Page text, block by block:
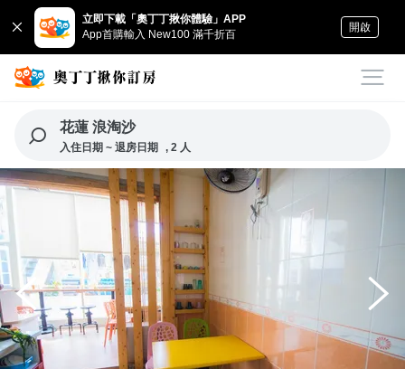
立即下載「奧丁丁揪你體驗」APP
App首購輸入 New100 滿千折百
開啟
花蓮 浪淘沙
入住日期 ~ 退房日期 , 2 人